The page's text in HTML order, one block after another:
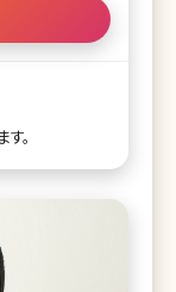
はいえ、鼻にプ
う方が大半で
介していきた
なもの? 1-2.
ヒアルロン酸
メリット 2-1-1.
。